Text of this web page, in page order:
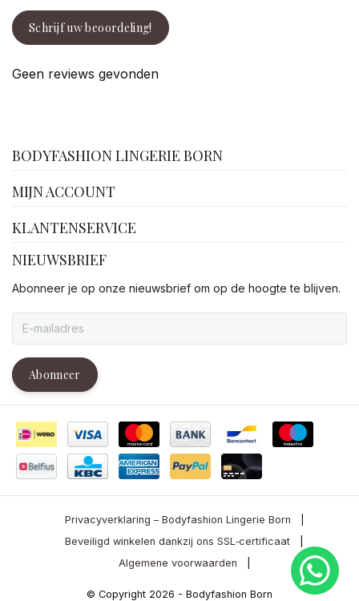
Schrijf uw beoordeling!
Geen reviews gevonden
BODYFASHION LINGERIE BORN
MIJN ACCOUNT
KLANTENSERVICE
NIEUWSBRIEF
Abonneer je op onze nieuwsbrief om op de hoogte te blijven.
Abonneer
Privacyverklaring – Bodyfashion Lingerie Born
Beveiligd winkelen dankzij ons SSL‑certificaat
Algemene voorwaarden
© Copyright 2026 - Bodyfashion Born